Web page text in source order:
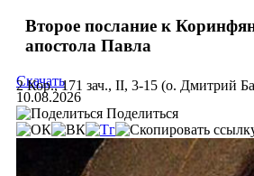
Второе послание к
апостола Павла
2 Кор., 171 зач., II, 3-15 (о. Дмитрий
Скачать
10.08.2026
Поделиться